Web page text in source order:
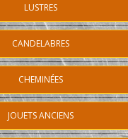
LUSTRES
CANDELABRES
CHEMINÉES
JOUETS ANCIENS